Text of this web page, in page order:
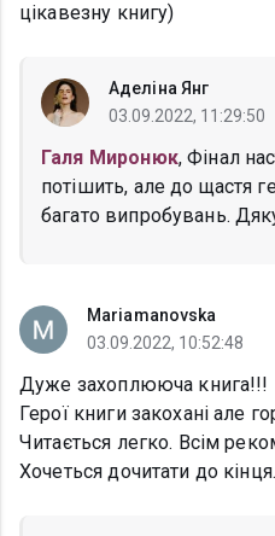
цікавезну книгу)
Аделіна Янг
03.09.2022, 11:29:50
Галя Миронюк, Фінал
потішить, але до щастя
багато випробувань.
Mariamanovska
03.09.2022, 10:52:48
Дуже захоплююча книга!!!
Герої книги закохані але
Читається легко. Всім
Хочеться дочитати до кінця.